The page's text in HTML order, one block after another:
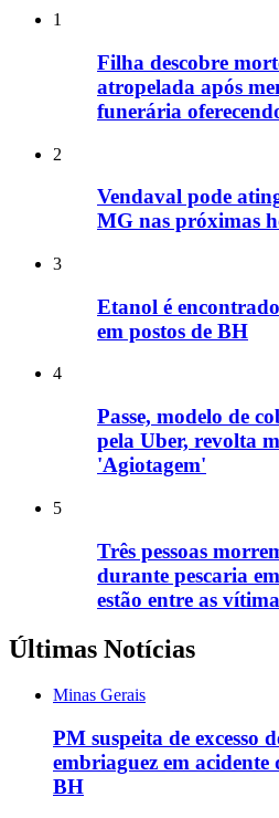
1
Filha descobre
atropelada após
funerária
2
Vendaval pode
MG nas próximas
3
Etanol é
em postos de BH
4
Passe, modelo de
pela Uber, revolta
'Agiotagem'
5
Três pessoas
durante pescaria
estão entre as
Últimas Notícias
Minas Gerais
PM suspeita de excesso
embriaguez em
BH